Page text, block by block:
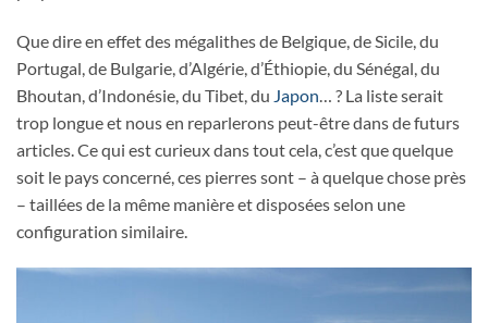
Que dire en effet des mégalithes de Belgique, de Sicile, du
Portugal, de Bulgarie, d’Algérie, d’Éthiopie, du Sénégal, du
Bhoutan, d’Indonésie, du Tibet, du Japon… ? La liste serait
trop longue et nous en reparlerons peut-être dans de futurs
articles. Ce qui est curieux dans tout cela, c’est que quelque
soit le pays concerné, ces pierres sont – à quelque chose près
– taillées de la même manière et disposées selon une
configuration similaire.